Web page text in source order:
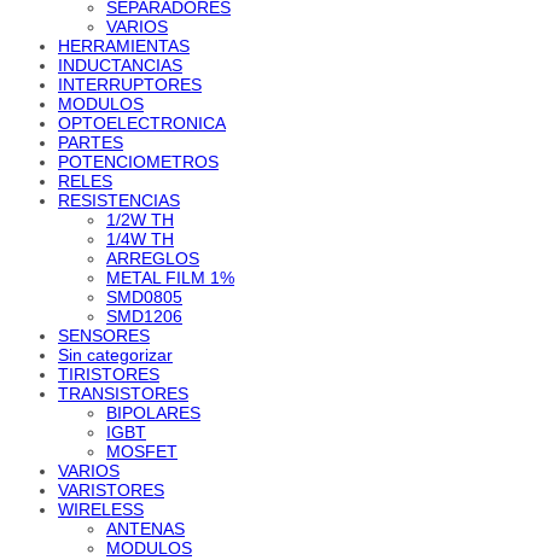
SEPARADORES
VARIOS
HERRAMIENTAS
INDUCTANCIAS
INTERRUPTORES
MODULOS
OPTOELECTRONICA
PARTES
POTENCIOMETROS
RELES
RESISTENCIAS
1/2W TH
1/4W TH
ARREGLOS
METAL FILM 1%
SMD0805
SMD1206
SENSORES
Sin categorizar
TIRISTORES
TRANSISTORES
BIPOLARES
IGBT
MOSFET
VARIOS
VARISTORES
WIRELESS
ANTENAS
MODULOS